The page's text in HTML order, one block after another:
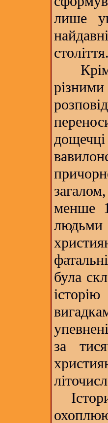
лише
століття.
Крім
дощечці
менше
людьми
була
за